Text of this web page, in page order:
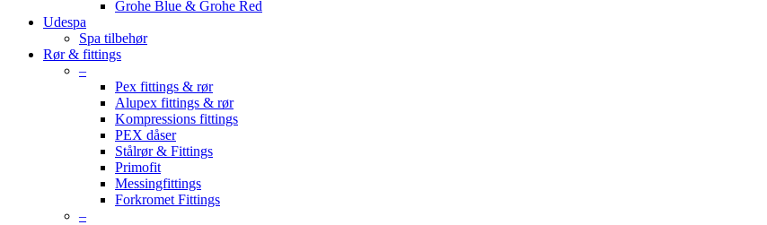
Grohe Blue & Grohe Red
Udespa
Spa tilbehør
Rør & fittings
–
Pex fittings & rør
Alupex fittings & rør
Kompressions fittings
PEX dåser
Stålrør & Fittings
Primofit
Messingfittings
Forkromet Fittings
–